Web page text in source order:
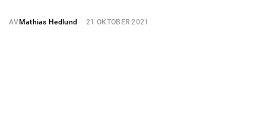
AV Mathias Hedlund 21 OKTOBER 2021